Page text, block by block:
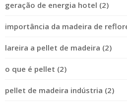
geração de energia hotel (2)
importância da madeira de
lareira a pellet de madeira (2)
o que é pellet (2)
pellet de madeira indústria (2)